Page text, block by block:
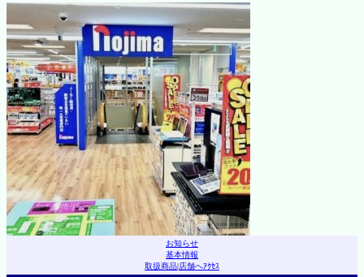
お知らせ
基本情報
取扱商品|店舗へｱｸｾｽ